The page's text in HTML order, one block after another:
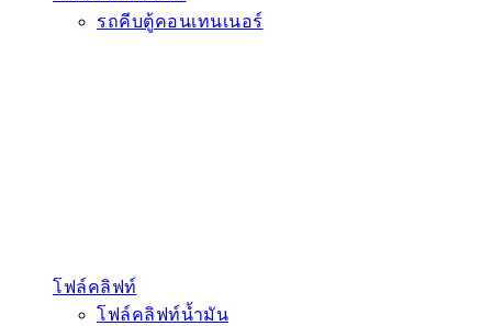
รถคีบตู้คอนเทนเนอร์
โฟล์คลิฟท์
โฟล์คลิฟท์น้ำมัน